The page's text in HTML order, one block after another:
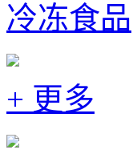
冷冻食品
+ 更多